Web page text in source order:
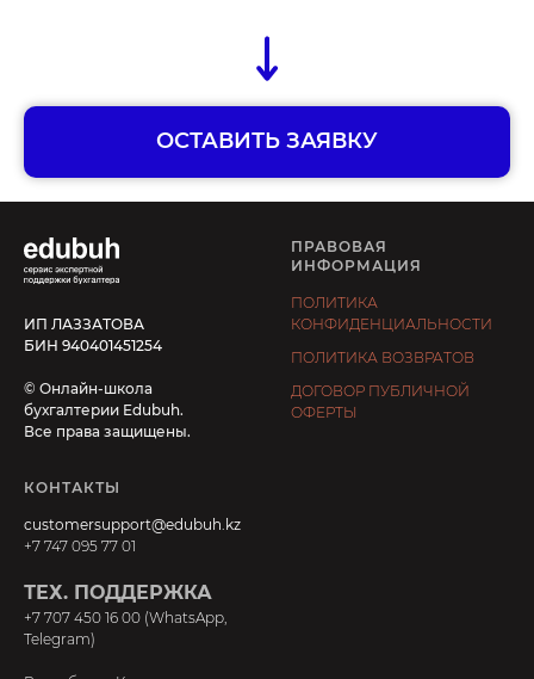
ОСТАВИТЬ ЗАЯВКУ
ИП ЛАЗЗАТОВА
БИН 940401451254
© Онлайн-школа
бухгалтерии Edubuh.
Все права защищены.
ПРАВОВАЯ
ИНФОРМАЦИЯ
ПОЛИТИКА
КОНФИДЕНЦИАЛЬНОСТИ
ПОЛИТИКА ВОЗВРАТОВ
ДОГОВОР ПУБЛИЧНОЙ
ОФЕРТЫ
КОНТАКТЫ
customersupport@edubuh.kz
+7 747 095 77 01
ТЕХ. ПОДДЕРЖКА
+7 707 450 16 00 (WhatsApp,
Telegram)